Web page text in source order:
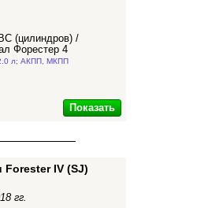
(цилиндров) /
Форестер 4
л; АКПП, МКПП
Показать
Forester IV (SJ)
гг.